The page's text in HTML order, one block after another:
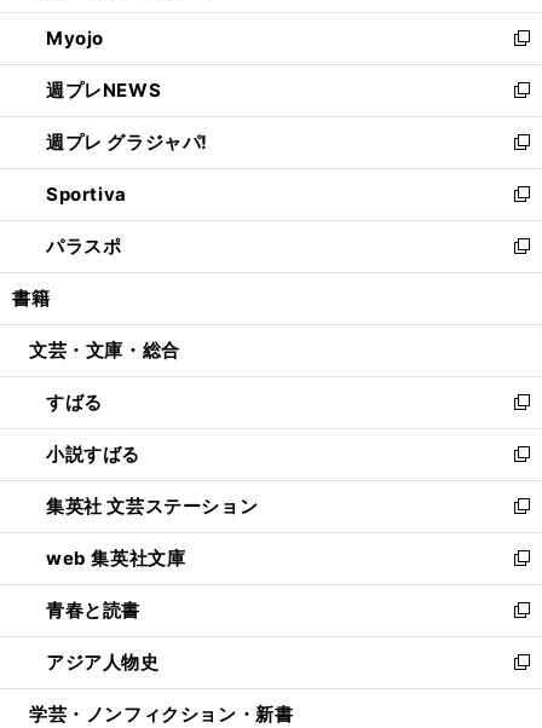
開
く
ウ
で
開
く
ン
ド
ウ
で
開
く
ウ
ィ
ン
ド
ウ
で
開
く
Myojo
新
し
い
ウ
ィ
ン
ド
ウ
で
開
週プレNEWS
新
し
い
ウ
ィ
ン
ド
ウ
開
週プレ グラジャパ!
新
し
い
ウ
ィ
ン
ウ
開
く
Sportiva
新
し
い
ウ
ン
ウ
で
開
く
パラスポ
新
し
ウ
ン
ド
ウ
で
開
く
書籍
文芸・文庫・総合
すばる
新
し
い
ウ
ィ
ン
ド
ウ
で
開
く
小説すばる
新
し
い
ウ
ィ
ン
ド
ウ
で
開
集英社 文芸ステーション
新
し
い
ウ
ィ
ン
ド
ウ
web 集英社文庫
新
し
い
ウ
ィ
ン
青春と読書
新
し
い
ウ
アジア人物史
新
し
学芸・ノンフィクション・新書